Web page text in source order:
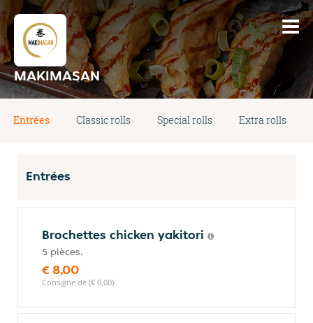
MAKIMASAN
Entrées Classic rolls Special rolls Extra rolls
Entrées
Brochettes chicken yakitori
5 pièces.
€ 8,00
Consigne de (€ 0,00)